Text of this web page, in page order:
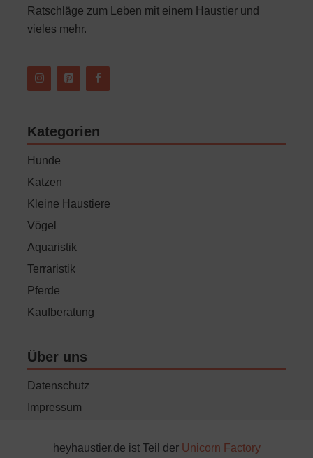
Ratschläge zum Leben mit einem Haustier und
vieles mehr.
Kategorien
Hunde
Katzen
Kleine Haustiere
Vögel
Aquaristik
Terraristik
Pferde
Kaufberatung
Über uns
Datenschutz
Impressum
heyhaustier.de ist Teil der Unicorn Factory